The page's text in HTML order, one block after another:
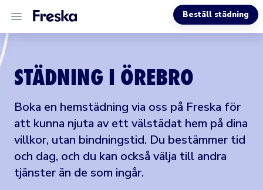
MER INFO
OM OSS
Beställ städning
STÄDNING I ÖREBRO
Boka en hemstädning via oss på Freska för
att kunna njuta av ett välstädat hem på dina
villkor, utan bindningstid. Du bestämmer tid
och dag, och du kan också välja till andra
tjänster än de som ingår.